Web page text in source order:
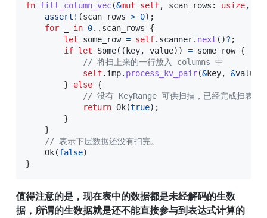
fn fill_column_vec(&mut self, scan_rows : usize,
assert! (scan_rows > 0) ;
for
in 0.. scan_rows {
let some_row = self. scanner. next ( )? ;
if let Some( ( key, value) ) = some_row {
// 将扫上来的一行放入 columns 中
self. imp. process_kv_pair(&key, &value
}
else {
// 没有 KeyRange 可供扫描，已经完成扫表。
return Ok(true) ;
}
}
// 表示下层数据还没有扫完。
Ok(false)
}
值得注意的是，现在表中的数据都是未经解码的生数
据，所谓的生数据就是还不能直接参与到表达式计算的